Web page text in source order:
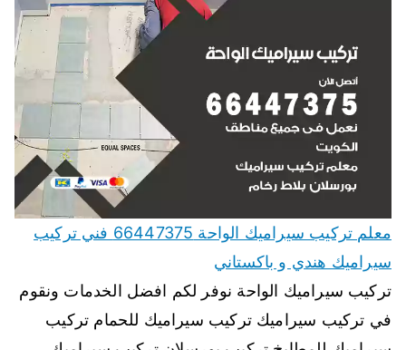
معلم تركيب سيراميك الواحة 66447375 فني تركيب
سيراميك هندي و باكستاني
تركيب سيراميك الواحة نوفر لكم افضل الخدمات ونقوم
في تركيب سيراميك تركيب سيراميك للحمام تركيب